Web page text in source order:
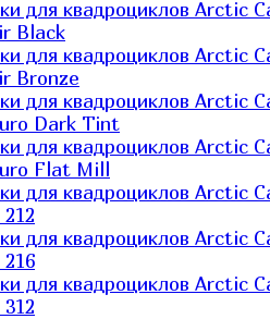
для квадроциклов Arctic
Black
для квадроциклов Arctic
Bronze
для квадроциклов Arctic
Dark Tint
для квадроциклов Arctic
Flat Mill
для квадроциклов Arctic
для квадроциклов Arctic
для квадроциклов Arctic